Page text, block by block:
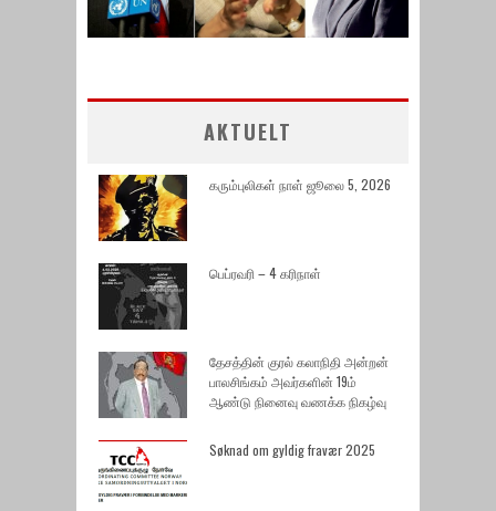
AKTUELT
கரும்புலிகள் நாள் ஜூலை 5, 2026
பெப்ரவரி – 4 கரிநாள்
தேசத்தின் குரல் கலாநிதி அன்றன்
பாலசிங்கம் அவர்களின் 19ம்
ஆண்டு நினைவு வணக்க நிகழ்வு
Søknad om gyldig fravær 2025